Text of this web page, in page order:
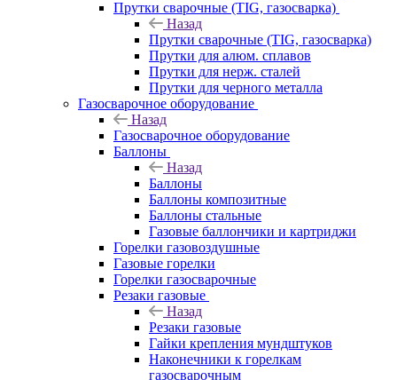
Прутки сварочные (TIG, газосварка)
Назад
Прутки сварочные (TIG, газосварка)
Прутки для алюм. сплавов
Прутки для нерж. сталей
Прутки для черного металла
Газосварочное оборудование
Назад
Газосварочное оборудование
Баллоны
Назад
Баллоны
Баллоны композитные
Баллоны стальные
Газовые баллончики и картриджи
Горелки газовоздушные
Газовые горелки
Горелки газосварочные
Резаки газовые
Назад
Резаки газовые
Гайки крепления мундштуков
Наконечники к горелкам
газосварочным